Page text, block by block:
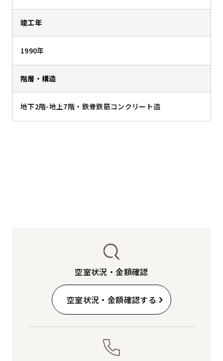
竣工年
1990年
階層・構造
地下2階-地上7階・鉄骨鉄筋コンクリート造
空室状況・金額確認
空室状況・金額確認する